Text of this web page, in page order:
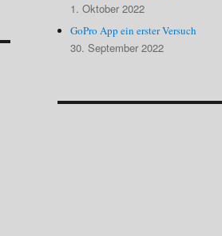
1. Oktober 2022
GoPro App ein erster Versuch
30. September 2022